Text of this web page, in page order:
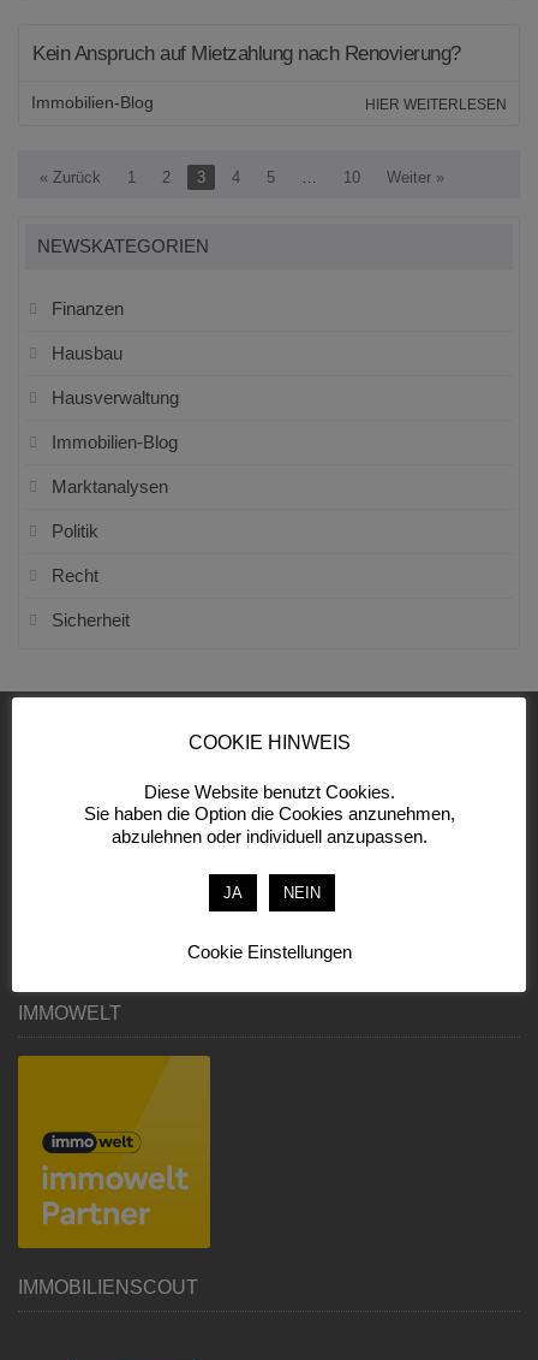
Kein Anspruch auf Mietzahlung nach Renovierung?
Immobilien-Blog HIER WEITERLESEN
« Zurück 1 2 3 4 5 … 10 Weiter »
NEWSKATEGORIEN
Finanzen
Hausbau
Hausverwaltung
Immobilien-Blog
Marktanalysen
Politik
Recht
Sicherheit
Telefonische Beratung
IMMOWELT
IMMOBILIENSCOUT
COOKIE HINWEIS
Diese Website benutzt Cookies.
Sie haben die Option die Cookies anzunehmen,
abzulehnen oder individuell anzupassen.
JA NEIN
Cookie Einstellungen